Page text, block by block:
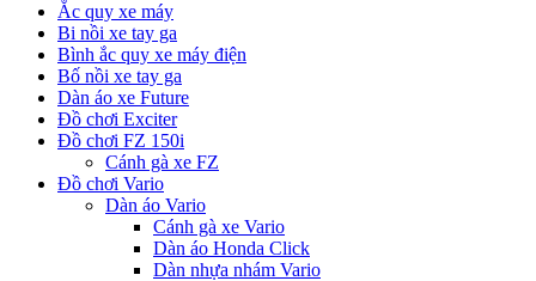
Ắc quy xe máy
Bi nồi xe tay ga
Bình ắc quy xe máy điện
Bố nồi xe tay ga
Dàn áo xe Future
Đồ chơi Exciter
Đồ chơi FZ 150i
Cánh gà xe FZ
Đồ chơi Vario
Dàn áo Vario
Cánh gà xe Vario
Dàn áo Honda Click
Dàn nhựa nhám Vario